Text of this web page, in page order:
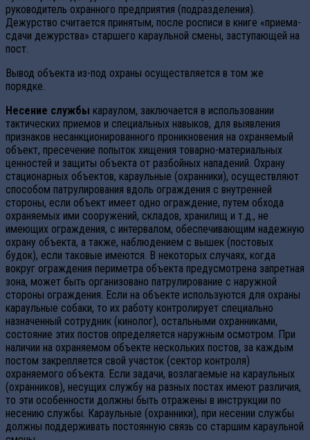
руководитель охранного предприятия (подразделения).
Дежурство считается принятым, после росписи в книге «приема-
сдачи дежурства» старшего караульной смены, заступающей на
пост.
Вывод объекта из-под охраны осуществляется в том же
порядке.
Несение службы караулом, заключается в использовании
тактических приемов и специальных навыков, для выявления
признаков несанкционированного проникновения на охраняемый
объект, пресечение попыток хищения товарно-материальных
ценностей и защиты объекта от разбойных нападений. Охрану
стационарных объектов, караульные (охранники), осуществляют
способом патрулирования вдоль ограждения с внутренней
стороны, если объект имеет одно ограждение, путем обхода
охраняемых ими сооружений, складов, хранилищ и т.д., не
имеющих ограждения, с интервалом, обеспечивающим надежную
охрану объекта, а также, наблюдением с вышек (постовых
будок), если таковые имеются. В некоторых случаях, когда
вокруг ограждения периметра объекта предусмотрена запретная
зона, может быть организовано патрулирование с наружной
стороны ограждения. Если на объекте используются для охраны
караульные собаки, то их работу контролирует специально
назначенный сотрудник (кинолог), остальными охранниками,
состояние этих постов определяется наружным осмотром. При
наличии на охраняемом объекте нескольких постов, за каждым
постом закрепляется свой участок (сектор контроля)
охраняемого объекта. Если задачи, возлагаемые на караульных
(охранников), несущих службу на разных постах имеют различия,
то эти особенности должны быть отражены в инструкции по
несению службы. Караульные (охранники), при несении службы
должны поддерживать постоянную связь со старшим караульной